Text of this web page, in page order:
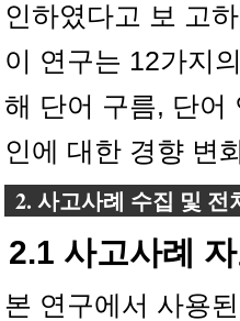
인하였다고 보 고
이 연구는 12가지
해 단어 구름, 단어
인에 대한 경향 변
2. 사고사례 수집 및 전
2.1 사고사례
본 연구에서 사용